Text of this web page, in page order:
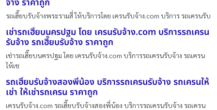
รถเฮี๊ยบรับจ้างพระรามสี่ ให้บริการโดย เครนรับจ้าง.com บริการ รถเครนรับ
เช่ารถเฮี๊ยบนครปฐม โดย เครนรับจ้าง.com บริการรถเครน
รับจ้าง รถเฮี๊ยบรับจ้าง ราคาถูก
เช่ารถเฮี๊ยบนครปฐม โดย เครนรับจ้าง.com บริการรถเครนรับจ้าง รถเครน
ให้เช
รถเฮี๊ยบรับจ้างสองพี่น้อง บริการรถเครนรับจ้าง รถเครนให้
เช่า ให้เช่ารถเครน ราคาถูก
เครนรับจ้าง.com รถเฮี๊ยบรับจ้างสองพี่น้อง บริการรถเครนรับจ้าง รถเครน